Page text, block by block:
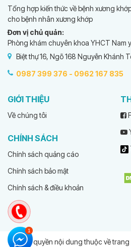
Tổng hợp kiến thức về bệnh xương
cho bệnh nhân xương khớp
Đơn vị chủ quản:
Phòng khám chuyên khoa YHCT Nam
Biệt thự 16, Ngõ 168 Nguyễn Khánh
0987 399 376 - 0962 167 835
GIỚI THIỆU
Về chúng tôi
CHÍNH SÁCH
Chính sách quảng cáo
Chính sách bảo mật
Chính sách & điều khoản
© Bản quyền nội dung thuộc về trang